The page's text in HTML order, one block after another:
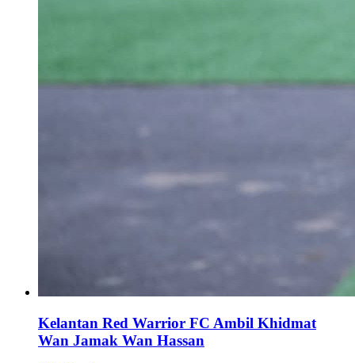
Kelantan Red Warrior FC Ambil Khidmat
Wan Jamak Wan Hassan